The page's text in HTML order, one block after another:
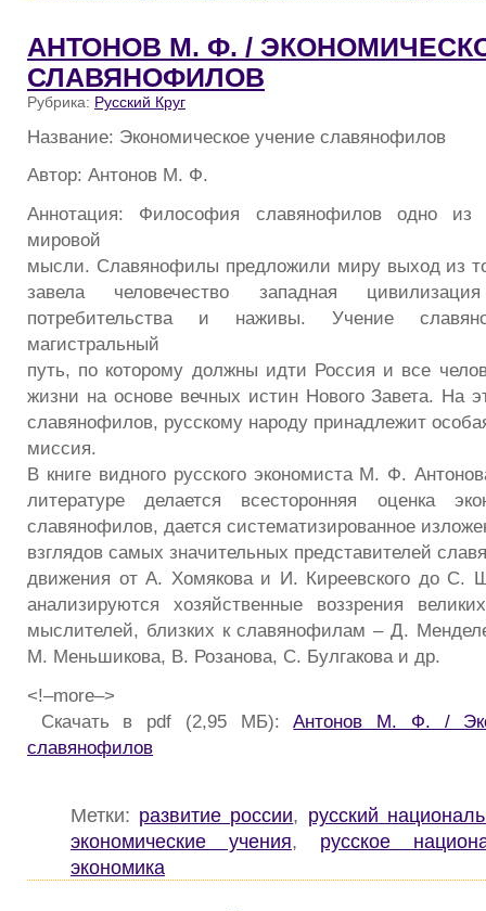
АНТОНОВ М. Ф. /
СЛАВЯНОФИЛОВ
Рубрика: Русский Круг
Название: Экономическое учение славянофилов
Автор: Антонов М. Ф.
Аннотация: Философия славянофилов одно
мировой
мысли. Славянофилы предложили миру выход из
завела человечество западная
потребительства и наживы. Учение
магистральный
путь, по которому должны идти Россия и все
жизни на основе вечных истин Нового Завета. На
славянофилов, русскому народу принадлежит
миссия.
В книге видного русского экономиста М. Ф.
литературе делается всесторонняя оценка
славянофилов, дается систематизированное
взглядов самых значительных представителей
движения от А. Хомякова и И. Киреевского до С.
анализируются хозяйственные воззрения
мыслителей, близких к славянофилам – Д.
М. Меньшикова, В. Розанова, С. Булгакова и др.
<!–more–>
Скачать в pdf (2,95 МБ):Антонов М. Ф. /
славянофилов
Метки: развитие россии, русский
экономические учения, русское
экономика